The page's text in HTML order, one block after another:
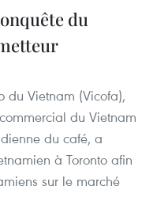
du
du Vietnam (Vicofa),
du Vietnam
du café, a
à Toronto afin
sur le marché